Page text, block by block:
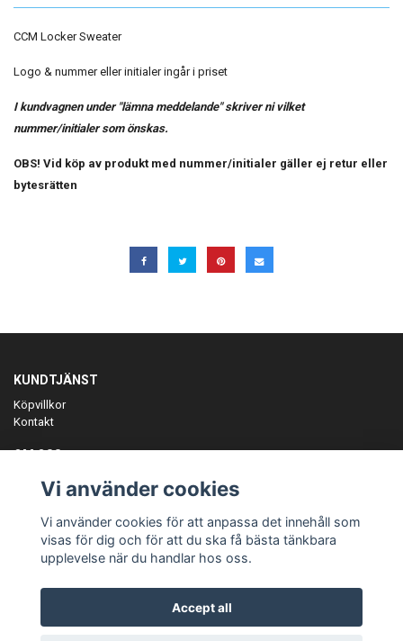
CCM Locker Sweater
Logo & nummer eller initialer ingår i priset
I kundvagnen under "lämna meddelande" skriver ni vilket
nummer/initialer som önskas.
OBS! Vid köp av produkt med nummer/initialer gäller ej retur eller
bytesrätten
KUNDTJÄNST
Köpvillkor
Kontakt
OM OSS
ANMÄL DIG TILL VÅRT NYHETSBREV
Prenumerera
Vi använder cookies
Vi använder cookies för att anpassa det innehåll som
visas för dig och för att du ska få bästa tänkbara
upplevelse när du handlar hos oss.
Accept all